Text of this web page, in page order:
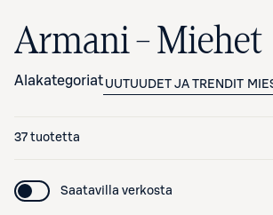
Armani – Miehet
Alakategoriat UUTUUDET JA TRENDIT
37 tuotetta
Saatavilla verkosta